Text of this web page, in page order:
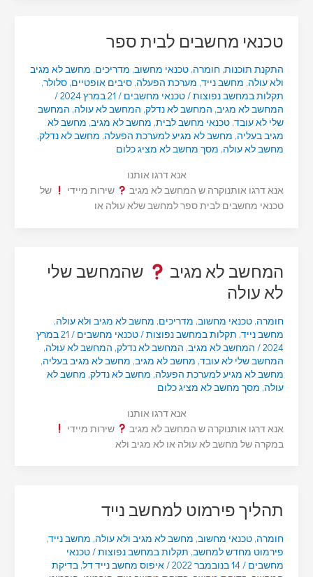
טכנאי מחשבים לבית ספר
התקנת תוכנות, חומרה, טכנאי מחשוב, מדריכים, מחשב לא מגיב
ולא עולה, מחשב נייד, מערכת הפעלה, סיבים אופטיים, סלולר,
תקלות במחשב נפוצות/טכנאי מחשבים / 21 במרץ 2024
/
המחשב לא מגיב, המחשב לא נדלק, המחשב לא עולה, המחשב
שלי לא עובד, טכנאי מחשב לבית, מחשב לא מגיב, מחשב לא
מגיב בעליה, מחשב לא מגיע למערכת הפעלה, מחשב לא נדלק,
מחשב לא עולה, מסך מחשב לא מציג כלום
אנא דרגו אותנו
אנא דרגו אותנוקרה ש המחשב לא מגיב
שירות מיידי
של
טכנאי מחשבים לבית ספר למחשב שלא עולה או
המחשב לא מגיב
שהמחשב שלי
לא עולה
חומרה, טכנאי מחשוב, מדריכים, מחשב לא מגיב ולא עולה,
מחשב נייד, תקלות במחשב נפוצות/טכנאי מחשבים /
21 במרץ
2024
/ המחשב לא מגיב, המחשב לא נדלק, המחשב לא עולה,
המחשב שלי לא עובד, מחשב לא מגיב, מחשב לא מגיב בעליה,
מחשב לא מגיע למערכת הפעלה, מחשב לא נדלק, מחשב לא
עולה, מסך מחשב לא מציג כלום
אנא דרגו אותנו
אנא דרגו אותנוקרה ש המחשב לא מגיב
שירות מיידי
במקרה של מחשב לא עולה או לא מגיב ולא
תהליך פירמוט למחשב נייד
חומרה, טכנאי מחשוב, מחשב לא מגיב ולא עולה, מחשב נייד,
פירמוט מחדש למחשב, תקלות במחשב נפוצות/טכנאי
מחשבים /14 בנובמבר 2022 /איפוס מחשב נייד דל, בדיקת